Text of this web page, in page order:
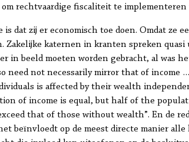
om rechtvaardige fiscaliteit te
is dat zij er economisch toe doen. Omdat ze
Zakelijke katernen in kranten spreken
in beeld moeten worden gebracht, al was
need not necessarily mirror that of
is affected by their wealth
of income is equal, but half of the
that of those without wealth”. En de
beïnvloedt op de meest directe manier